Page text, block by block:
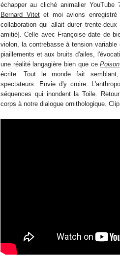
échapper au cliché animalier
Bernard Vitetet moi avions enregistré
collaboration qui allait durer trente-
amitié]. Celle avec Françoise date de
violon, la contrebasse à tension
piaillements et aux bruits d'ailes,
une réalité langagière bien que cePoison
écrite. Tout le monde fait
spectateurs. Envie d'y croire.
séquences qui inondent la Toile.
corps à notre dialogue ornithologique. Clip.